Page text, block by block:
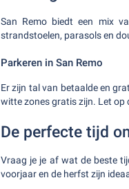
San Remo biedt een mix
strandstoelen, parasols en
Parkeren in San Remo
Er zijn tal van betaalde en
witte zones gratis zijn. Let op
De perfecte tijd
Vraag je je af wat de beste
voorjaar en de herfst zijn